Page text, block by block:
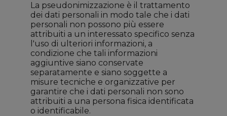
La pseudonimizzazione è il trattamento
dei dati personali in modo tale che i dati
personali non possono più essere
attribuiti a un interessato specifico senza
l'uso di ulteriori informazioni, a
condizione che tali informazioni
aggiuntive siano conservate
separatamente e siano soggette a
misure tecniche e organizzative per
garantire che i dati personali non sono
attribuiti a una persona fisica identificata
o identificabile.